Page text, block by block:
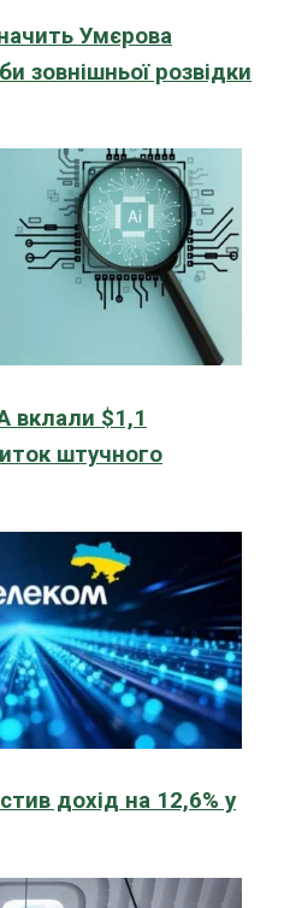
Умєрова
зовнішньої розвідки
вклали $1,1
штучного
дохід на 12,6% у